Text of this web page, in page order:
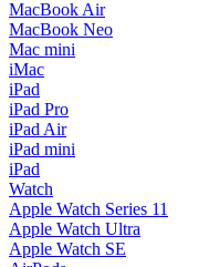
MacBook Air
MacBook Neo
Mac mini
iMac
iPad
iPad Pro
iPad Air
iPad mini
iPad
Watch
Apple Watch Series 11
Apple Watch Ultra
Apple Watch SE